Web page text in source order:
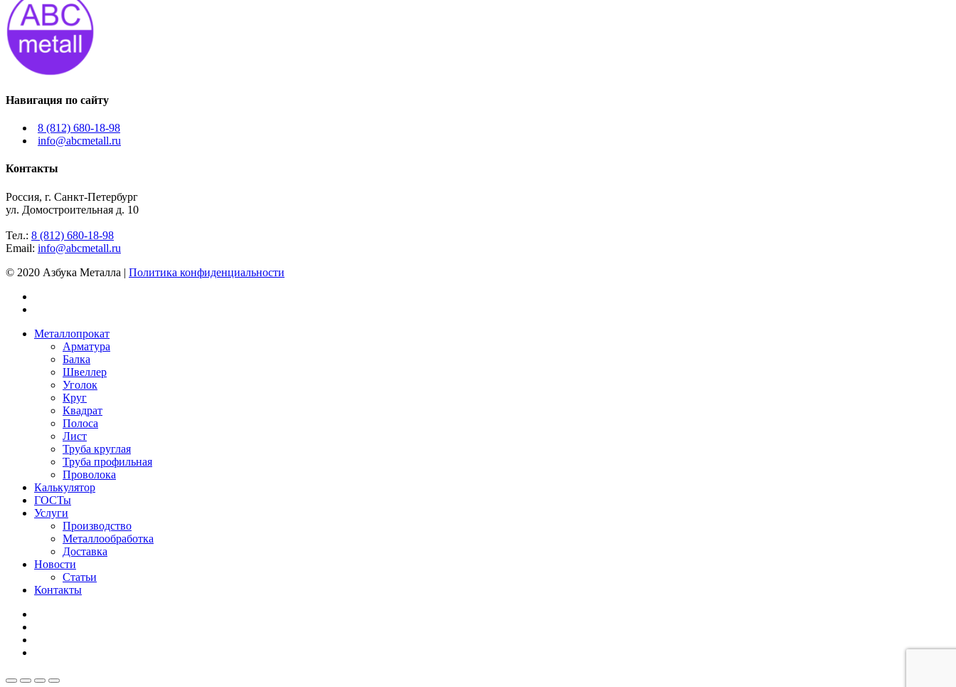
Навигация по сайту
8 (812) 680-18-98
info@abcmetall.ru
Контакты
Россия, г. Санкт-Петербург
ул. Домостроительная д. 10
Тел.: 8 (812) 680-18-98
Email: info@abcmetall.ru
© 2020 Азбука Металла | Политика конфиденциальности
Металлопрокат
Арматура
Балка
Швеллер
Уголок
Круг
Квадрат
Полоса
Лист
Труба круглая
Труба профильная
Проволока
Калькулятор
ГОСТы
Услуги
Производство
Металлообработка
Доставка
Новости
Статьи
Контакты